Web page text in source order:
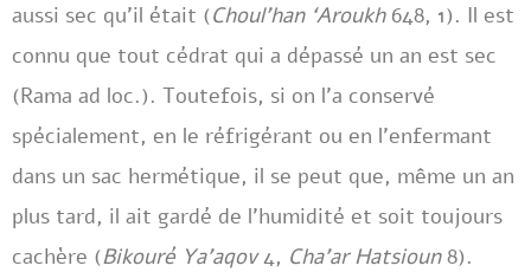
aussi sec qu’il était (Choul’han ‘Aroukh648, 1). Il est
connu que tout cédrat qui a dépassé un an est sec
(Rama ad loc.). Toutefois, si on l’a conservé
spécialement, en le réfrigérant ou en l’enfermant
dans un sac hermétique, il se peut que, même un an
plus tard, il ait gardé de l’humidité et soit toujours
cachère (Bikouré Ya’aqov4, Cha’ar Hatsioun8).